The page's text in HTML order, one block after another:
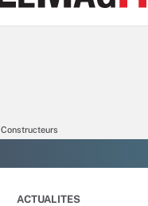
Constructeurs
ACTUALITES